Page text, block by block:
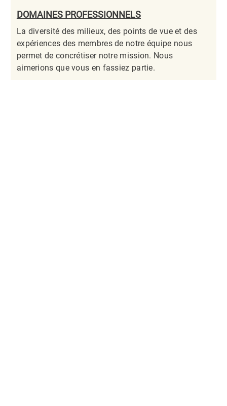
DOMAINES PROFESSIONNELS
La diversité des milieux, des points de vue et des
expériences des membres de notre équipe nous
permet de concrétiser notre mission. Nous
aimerions que vous en fassiez partie.​​​​​​​